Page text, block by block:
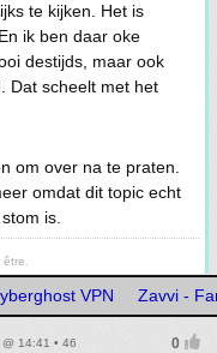
te kijken. Het is
ik ben daar oke
destijds, maar ook
Dat scheelt met het
om over na te praten.
omdat dit topic echt
is.
VPN Zavvi -
14:41 • 46